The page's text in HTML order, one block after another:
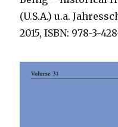
(U.S.A.) u.a.
2015, ISBN: 978-3-